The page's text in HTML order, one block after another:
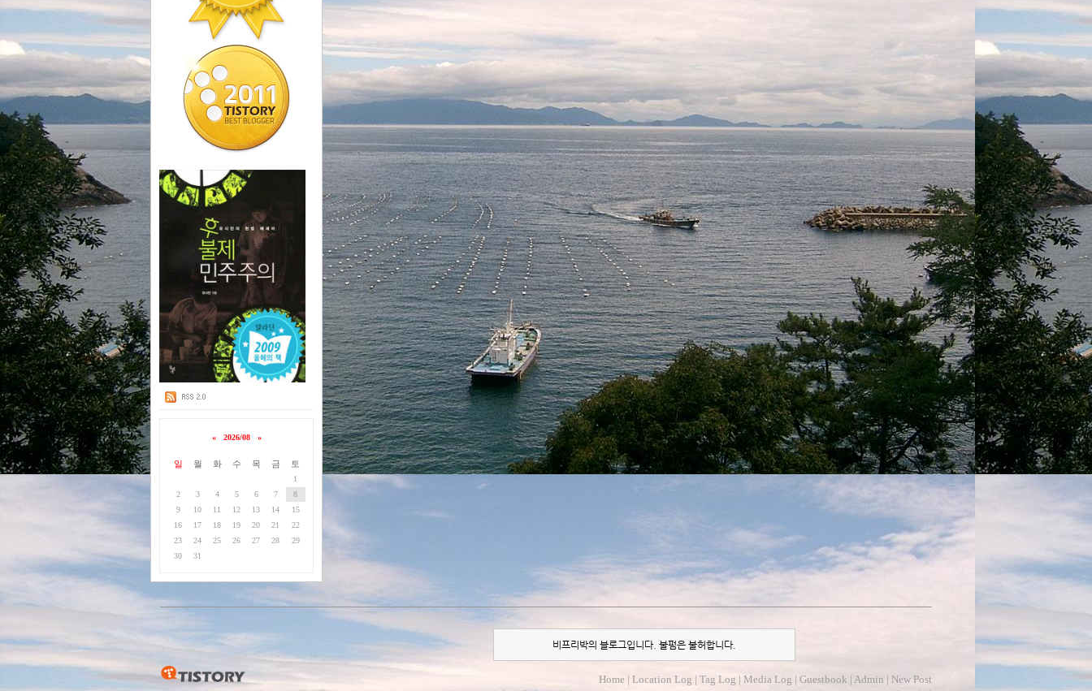
« 2026/08 »
일 월 화 수 목 금 토
1
2
3 4 5 6 7
8
9
10 11 12 13 14
15
16
17 18 19 20 21
22
23
24 25 26 27 28
29
30
31
비프리박의 블로그입니다. 불펌은 불허합니다.
Home | Location Log | Tag Log | Media Log | Guestbook | Admin | New Post